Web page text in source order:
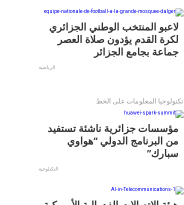
لاعبو المنتخب الوطني الجزائري
لكرة القدم يؤدون صلاة العصر
جماعة بجامع الجزائر
الرياضية
تكنولوجيا المعلومات على الخط
مؤسسات جزائرية ناشئة تستفيد
من البرنامج الدولي “هواوي
سبارك”
التكنلوجية